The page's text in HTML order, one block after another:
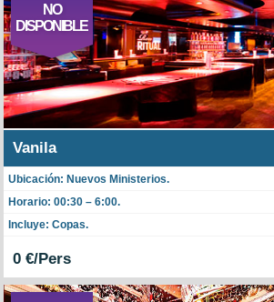
NO
DISPONIBLE
Vanila
Ubicación: Nuevos Ministerios.
Horario: 00:30 – 6:00.
Incluye: Copas.
0 €/Pers